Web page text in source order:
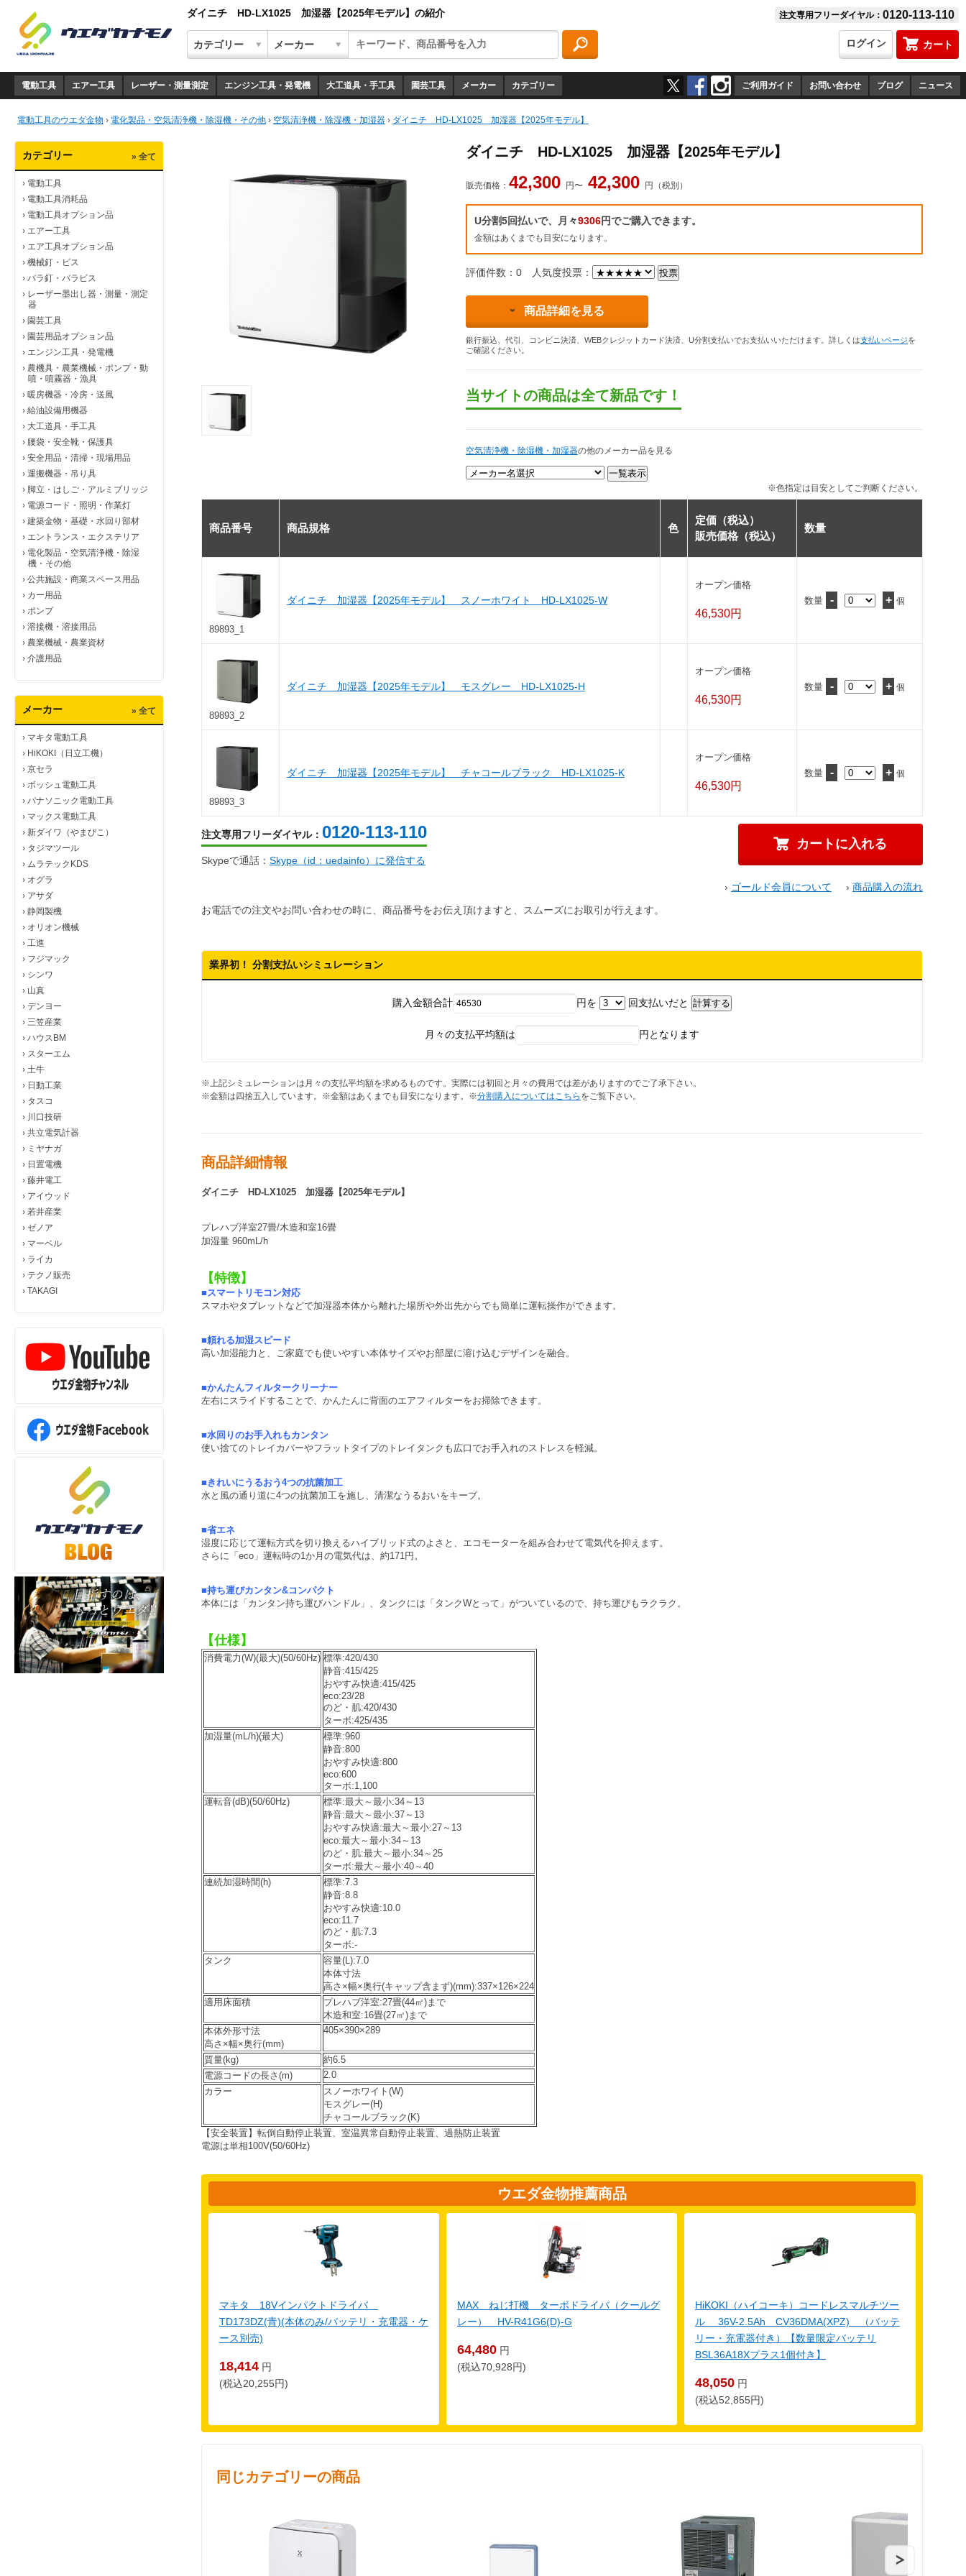
ダイニチ HD-LX1025 加湿器【2025年モデル】の紹介 注文専用フリーダイヤル： 0120-113-110
カート
ログイン
電動工具 エアー工具 レーザー・測量測定 エンジン工具・発電機 大工道具・手工具 園芸工具 メーカー カテゴリー ご利用ガイド お問い合わせ ブログ ニュース
電動工具のウエダ金物 › 電化製品・空気清浄機・除湿機・その他 › 空気清浄機・除湿機・加湿器 › ダイニチ HD-LX1025 加湿器【2025年モデル】
カテゴリー » 全て
› 電動工具
› 電動工具消耗品
› 電動工具オプション品
› エアー工具
› エア工具オプション品
› 機械釘・ビス
› バラ釘・バラビス
› レーザー墨出し器・測量・測定
器
› 園芸工具
› 園芸用品オプション品
› エンジン工具・発電機
› 農機具・農業機械・ポンプ・動
噴・噴霧器・漁具
› 暖房機器・冷房・送風
› 給油設備用機器
› 大工道具・手工具
› 腰袋・安全靴・保護具
› 安全用品・清掃・現場用品
› 運搬機器・吊り具
› 脚立・はしご・アルミブリッジ
› 電源コード・照明・作業灯
› 建築金物・基礎・水回り部材
› エントランス・エクステリア
› 電化製品・空気清浄機・除湿
機・その他
› 公共施設・商業スペース用品
› カー用品
› ポンプ
› 溶接機・溶接用品
› 農業機械・農業資材
› 介護用品
メーカー » 全て
› マキタ電動工具
› HiKOKI（日立工機）
› 京セラ
› ボッシュ電動工具
› パナソニック電動工具
› マックス電動工具
› 新ダイワ（やまびこ）
› タジマツール
› ムラテックKDS
› オグラ
› アサダ
› 静岡製機
› オリオン機械
› 工進
› フジマック
› シンワ
› 山真
› デンヨー
› 三笠産業
› ハウスBM
› スターエム
› 土牛
› 日動工業
› タスコ
› 川口技研
› 共立電気計器
› ミヤナガ
› 日置電機
› 藤井電工
› アイウッド
› 若井産業
› ゼノア
› マーベル
› ライカ
› テクノ販売
› TAKAGI
ダイニチ HD-LX1025 加湿器【2025年モデル】
販売価格： 42,300 円〜 42,300 円（税別）
U分割5回払いで、月々9306円でご購入できます。
金額はあくまでも目安になります。
評価件数：0 人気度投票：
商品詳細を見る
銀行振込、代引、コンビニ決済、WEBクレジットカード決済、U分割支払いでお支払いいただけます。詳しくは支払いページを
ご確認ください。
当サイトの商品は全て新品です！
空気清浄機・除湿機・加湿器の他のメーカー品を見る
※色指定は目安としてご判断ください。
商品番号 商品規格 色
定価（税込）
販売価格（税込）
数量
89893_1
ダイニチ 加湿器【2025年モデル】 スノーホワイト HD-LX1025-W
オープン価格
46,530円
数量 - + 個
89893_2
ダイニチ 加湿器【2025年モデル】 モスグレー HD-LX1025-H
オープン価格
46,530円
数量 - + 個
89893_3
ダイニチ 加湿器【2025年モデル】 チャコールブラック HD-LX1025-K
オープン価格
46,530円
数量 - + 個
› ゴールド会員について › 商品購入の流れ
注文専用フリーダイヤル： 0120-113-110
Skypeで通話： Skype（id：uedainfo）に発信する
お電話での注文やお問い合わせの時に、商品番号をお伝え頂けますと、スムーズにお取引が行えます。
業界初！ 分割支払いシミュレーション
購入金額合計 円を 回支払いだと
月々の支払平均額は 円となります
※上記シミュレーションは月々の支払平均額を求めるものです。実際には初回と月々の費用では差がありますのでご了承下さい。
※金額は四捨五入しています。※金額はあくまでも目安になります。※分割購入についてはこちら をご覧下さい。
商品詳細情報
ダイニチ HD-LX1025 加湿器【2025年モデル】
プレハブ洋室27畳/木造和室16畳
加湿量 960mL/h
【特徴】
■スマートリモコン対応
スマホやタブレットなどで加湿器本体から離れた場所や外出先からでも簡単に運転操作ができます。
■頼れる加湿スピード
高い加湿能力と、ご家庭でも使いやすい本体サイズやお部屋に溶け込むデザインを融合。
■かんたんフィルタークリーナー
左右にスライドすることで、かんたんに背面のエアフィルターをお掃除できます。
■水回りのお手入れもカンタン
使い捨てのトレイカバーやフラットタイプのトレイタンクも広口でお手入れのストレスを軽減。
■きれいにうるおう4つの抗菌加工
水と風の通り道に4つの抗菌加工を施し、清潔なうるおいをキープ。
■省エネ
湿度に応じて運転方式を切り換えるハイブリッド式のよさと、エコモーターを組み合わせて電気代を抑えます。
さらに「eco」運転時の1か月の電気代は、約171円。
■持ち運びカンタン&コンパクト
本体には「カンタン持ち運びハンドル」、タンクには「タンクWとって」がついているので、持ち運びもラクラク。
【仕様】
消費電力(W)(最大)(50/60Hz) 標準:420/430
静音:415/425
おやすみ快適:415/425
eco:23/28
のど・肌:420/430
ターボ:425/435
加湿量(mL/h)(最大)
標準:960
静音:800
おやすみ快適:800
eco:600
ターボ:1,100
運転音(dB)(50/60Hz)
標準:最大～最小:34～13
静音:最大～最小:37～13
おやすみ快適:最大～最小:27～13
eco:最大～最小:34～13
のど・肌:最大～最小:34～25
ターボ:最大～最小:40～40
連続加湿時間(h)
標準:7.3
静音:8.8
おやすみ快適:10.0
eco:11.7
のど・肌:7.3
ターボ:-
タンク
容量(L):7.0
本体寸法
高さ×幅×奥行(キャップ含まず)(mm):337×126×224
適用床面積
プレハブ洋室:27畳(44㎡)まで
木造和室:16畳(27㎡)まで
本体外形寸法
高さ×幅×奥行(mm)
405×390×289
質量(kg)
約6.5
電源コードの長さ(m)
2.0
カラー
スノーホワイト(W)
モスグレー(H)
チャコールブラック(K)
【安全装置】転倒自動停止装置、室温異常自動停止装置、過熱防止装置
電源は単相100V(50/60Hz)
ウエダ金物推薦商品
マキタ 18Vインパクトドライバ
TD173DZ(青)(本体のみ/バッテリ・充電器・ケ
ース別売)
18,414 円
(税込20,255円)
MAX ねじ打機 ターボドライバ（クールグ
レー） HV-R41G6(D)-G
64,480 円
(税込70,928円)
HiKOKI（ハイコーキ）コードレスマルチツー
ル 36V-2.5Ah CV36DMA(XPZ) （バッテ
リー・充電器付き）【数量限定バッテリ
BSL36A18Xプラス1個付き】
48,050 円
(税込52,855円)
同じカテゴリーの商品